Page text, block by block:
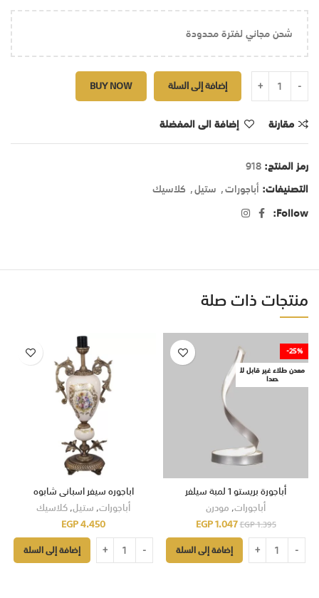
شحن مجاني لفترة محدودة
إضافة إلى السلة BUY NOW
مقارنة إضافة الى المفضلة
رمز المنتج:918
التصنيفات: أباجورات, ستيل, كلاسيك
Follow:
منتجات ذات صلة
-25%
معدن طلاء غير قابل لل
صدا
أباجورة بريستو 1 لمبة سيلفر
أباجورات,مودرن
EGP1.395
EGP1.047
إضافة إلى السلة
اباجوره سيفر اسبانى شابوه
أباجورات,ستيل,كلاسيك
EGP4.450
إضافة إلى السلة